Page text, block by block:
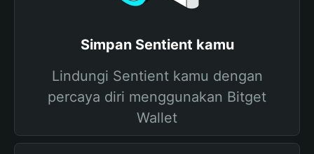
Simpan Sentient kamu
Lindungi Sentient kamu dengan
percaya diri menggunakan Bitget
Wallet